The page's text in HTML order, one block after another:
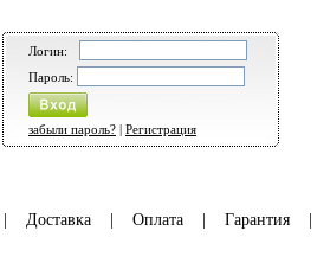
Логин:
Пароль:
забыли пароль? | Регистрация
Доставка| Оплата| Гарантия|